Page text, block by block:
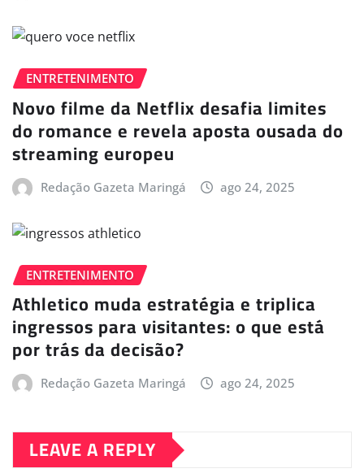
ENTRETENIMENTO
Novo filme da Netflix desafia limites
do romance e revela aposta ousada do
streaming europeu
Redação Gazeta Maringá ago 24, 2025
ENTRETENIMENTO
Athletico muda estratégia e triplica
ingressos para visitantes: o que está
por trás da decisão?
Redação Gazeta Maringá ago 24, 2025
LEAVE A REPLY